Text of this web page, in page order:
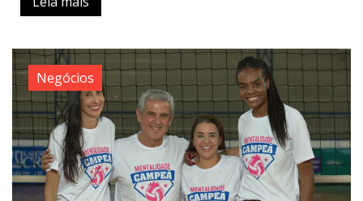
Negócios